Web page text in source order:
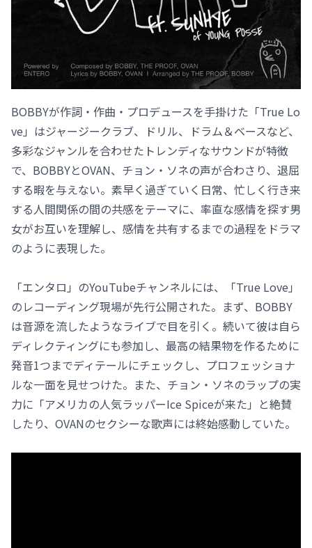
BOBBYが作詞・作曲・プロデュースを手掛けた「True Lo
ve」はジャージークラブ、ドリル、ドラム＆ベースなど、
多彩なジャンルを合わせたトレンディなサウンドが特徴
で、BOBBYとOVAN、チョン・ソネの声が合わさり、退屈
する暇を与えない。素早く過ぎていく日常、忙しく行き来
する人間関係の間の共感をテーマに、率直な感情を探す男
女がお互いを理解し、感情を共有するまでの過程をドラマ
のように表現した。
「エンタロ」のYouTubeチャンネルには、「True Love」
のレコーディング現場が先行公開された。まず、BOBBY
は音源を流したようなライブで目を引く。続いて彼は自ら
ディレクティングにも参加し、最高の結果物を作るために
発音1つまでディテールにチェックし、プロフェッショナ
ルな一面を見せつけた。また、チョン・ソネのラップの実
力に「アメリカの人気ラッパーIce Spiceが来た」と絶賛
したり、OVANのセクシーな歌声には終始感動していた。